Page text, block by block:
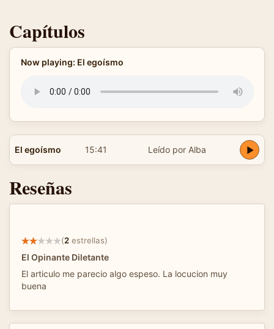
Capítulos
Now playing: El egoísmo
El egoísmo 15:41 Leído por Alba
Reseñas
(2 estrellas)
El Opinante Diletante
El articulo me parecio algo espeso. La locucion muy
buena